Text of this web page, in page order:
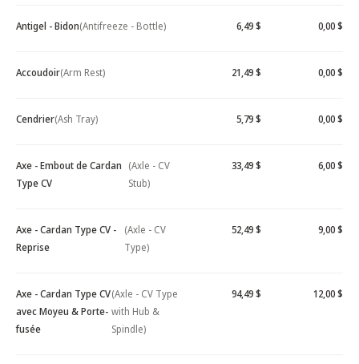
Antigel - Bidon(Antifreeze - Bottle) 6,49 $ 0,00 $
Accoudoir(Arm Rest) 21,49 $ 0,00 $
Cendrier(Ash Tray) 5,79 $ 0,00 $
Axe - Embout de Cardan
Type CV
(Axle - CV
Stub)
33,49 $ 6,00 $
Axe - Cardan Type CV -
Reprise
(Axle - CV
Type)
52,49 $ 9,00 $
Axe - Cardan Type CV
avec Moyeu & Porte-
fusée
(Axle - CV Type
with Hub &
Spindle)
94,49 $ 12,00 $